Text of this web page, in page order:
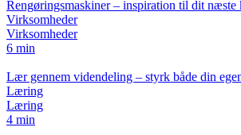
Rengøringsmaskiner – inspiration til dit næste
Virksomheder
Virksomheder
6 min
Lær gennem videndeling – styrk både din
Læring
Læring
4 min